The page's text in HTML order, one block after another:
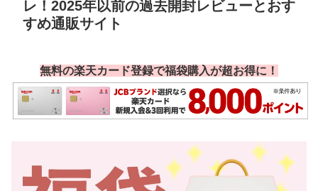
レ！2025年以前の過去開封レビューとおす
すめ通販サイト
無料の楽天カード登録で福袋購入が超お得に！